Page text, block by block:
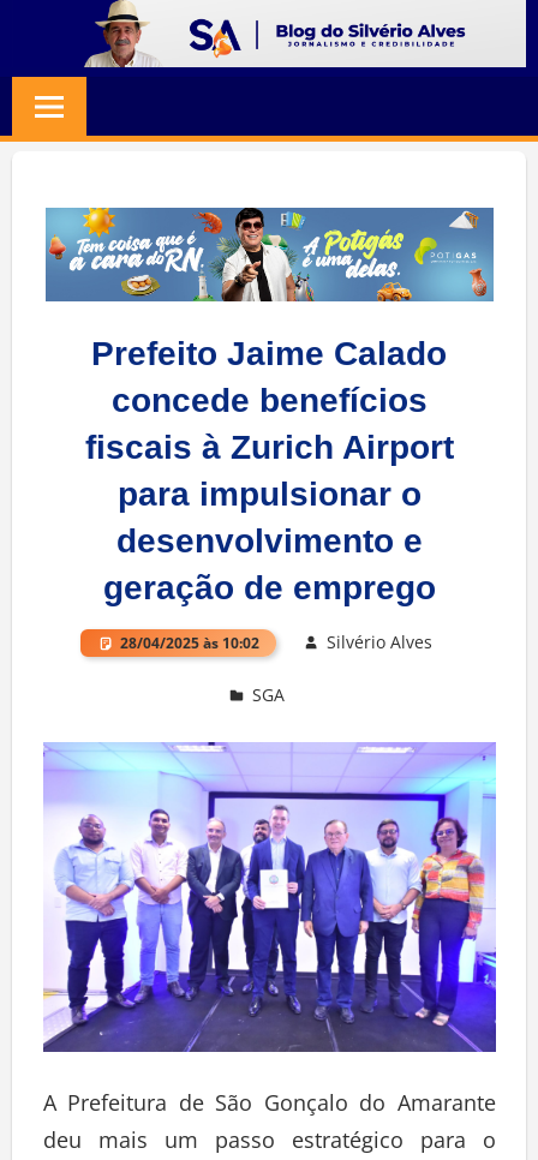
content
SILVERIO
ALVES
Jornalismo
Credibilidade
Prefeito Jaime Calado
concede benefícios
fiscais à Zurich Airport
para impulsionar o
desenvolvimento e
geração de emprego
28/04/2025 às 10:02 Silvério Alves
SGA
A Prefeitura de São Gonçalo do Amarante
deu mais um passo estratégico para o